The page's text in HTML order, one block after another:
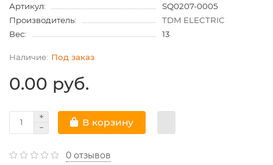
Артикул:
SQ0207-0005
Производитель:
TDM ELECTRIC
Вес:
13
Под заказ
0.00 руб.
В корзину
0 отзывов